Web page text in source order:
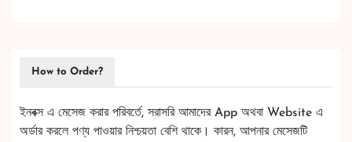
How to Order?
ইনবক্স এ মেসেজ করার পরিবর্তে, সরাসরি আমাদের App অথবা Website এ
অর্ডার করলে পণ্য পাওয়ার নিশ্চয়তা বেশি থাকে। কারন, আপনার মেসেজটি